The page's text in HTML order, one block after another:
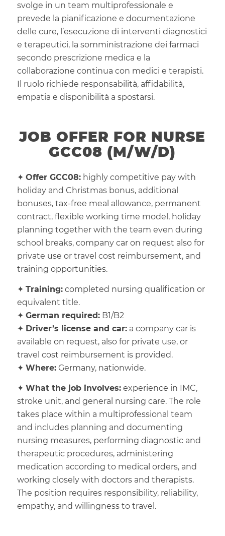
svolge in un team multiprofessionale e
prevede la pianificazione e documentazione
delle cure, l’esecuzione di interventi diagnostici
e terapeutici, la somministrazione dei farmaci
secondo prescrizione medica e la
collaborazione continua con medici e terapisti.
Il ruolo richiede responsabilità, affidabilità,
empatia e disponibilità a spostarsi.
JOB OFFER FOR NURSE
GCC08 (M/W/D)
✦ Offer GCC08:highly competitive pay with
holiday and Christmas bonus, additional
bonuses, tax-free meal allowance, permanent
contract, flexible working time model, holiday
planning together with the team even during
school breaks, company car on request also for
private use or travel cost reimbursement, and
training opportunities.
✦ Training:completed nursing qualification or
equivalent title.
✦ German required:B1/B2
✦ Driver’s license and car:a company car is
available on request, also for private use, or
travel cost reimbursement is provided.
✦ Where:Germany, nationwide.
✦ What the job involves:experience in IMC,
stroke unit, and general nursing care. The role
takes place within a multiprofessional team
and includes planning and documenting
nursing measures, performing diagnostic and
therapeutic procedures, administering
medication according to medical orders, and
working closely with doctors and therapists.
The position requires responsibility, reliability,
empathy, and willingness to travel.